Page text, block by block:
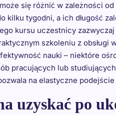
się różnić w zależności
kilku tygodni, a ich długość
kursu uczestnicy
szkoleniu z obsługi
nauki – niektóre
pracujących lub
na elastyczne podejście
uzyskać po